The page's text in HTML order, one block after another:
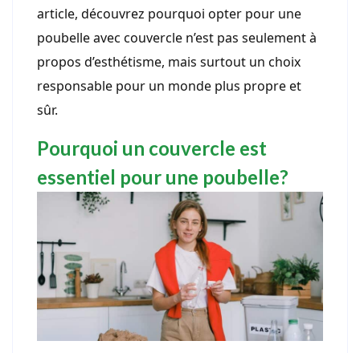
article, découvrez pourquoi opter pour une
poubelle avec couvercle n’est pas seulement à
propos d’esthétisme, mais surtout un choix
responsable pour un monde plus propre et
sûr.
Pourquoi un couvercle est
essentiel pour une poubelle?